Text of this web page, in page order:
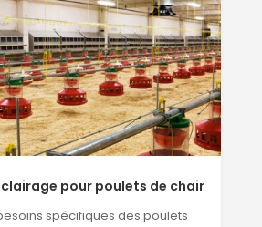
pour poulets de chair
spécifiques des poulets